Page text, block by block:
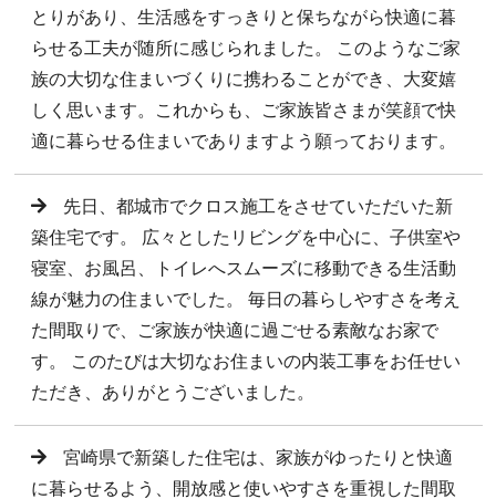
とりがあり、生活感をすっきりと保ちながら快適に暮
らせる工夫が随所に感じられました。 このようなご家
族の大切な住まいづくりに携わることができ、大変嬉
しく思います。これからも、ご家族皆さまが笑顔で快
適に暮らせる住まいでありますよう願っております。
先日、都城市でクロス施工をさせていただいた新
築住宅です。 広々としたリビングを中心に、子供室や
寝室、お風呂、トイレへスムーズに移動できる生活動
線が魅力の住まいでした。 毎日の暮らしやすさを考え
た間取りで、ご家族が快適に過ごせる素敵なお家で
す。 このたびは大切なお住まいの内装工事をお任せい
ただき、ありがとうございました。
宮崎県で新築した住宅は、家族がゆったりと快適
に暮らせるよう、開放感と使いやすさを重視した間取